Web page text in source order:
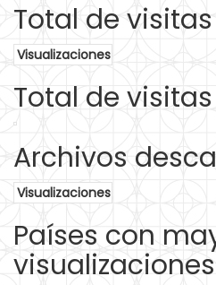
Total de visitas
Visualizaciones
Total de
Archivos
Visualizaciones
Países con
visualizaciones